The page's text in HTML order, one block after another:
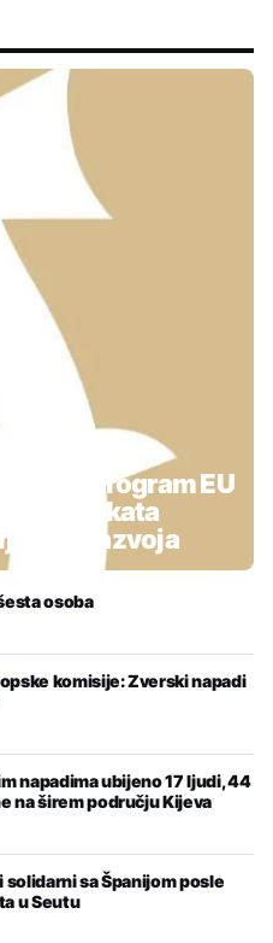
kroz Program EU
projekata
razvoja
osoba
komisije: Zverski napadi
napadima ubijeno 17 ljudi, 44
na širem području Kijeva
sa Španijom posle
u Seutu